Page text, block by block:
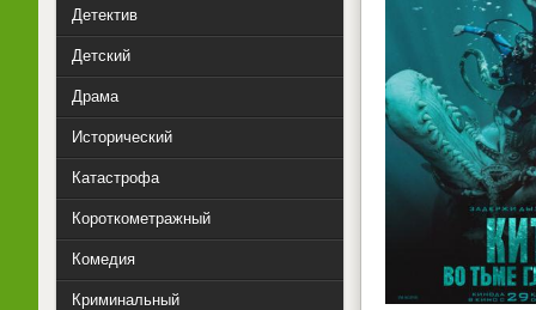
Детектив
Детский
Драма
Исторический
Катастрофа
Короткометражный
Комедия
Криминальный